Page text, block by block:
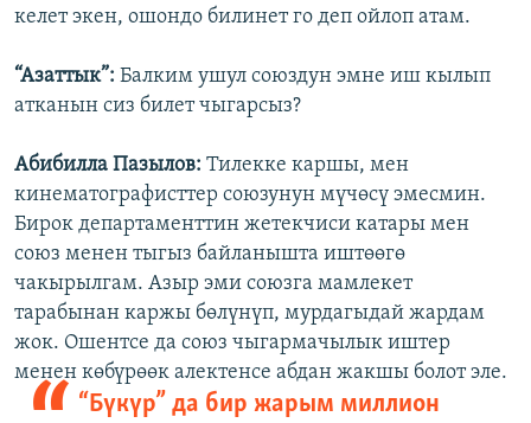
келет экен, ошондо билинет го деп ойлоп атам.
“Азаттык”: Балким ушул союздун эмне иш кылып
атканын сиз билет чыгарсыз?
Абибилла Пазылов: Тилекке каршы, мен
кинематографисттер союзунун мүчөсү эмесмин.
Бирок департаменттин жетекчиси катары мен
союз менен тыгыз байланышта иштөөгө
чакырылгам. Азыр эми союзга мамлекет
тарабынан каржы бөлүнүп, мурдагыдай жардам
жок. Ошентсе да союз чыгармачылык иштер
менен көбүрөөк алектенсе абдан жакшы болот эле.
“Бүкүр” да бир жарым миллион